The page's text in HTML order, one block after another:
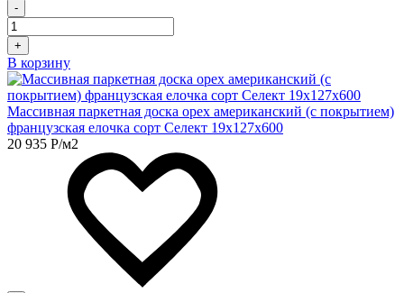
-
+
В корзину
Массивная паркетная доска орех американский (с покрытием)
французская елочка сорт Селект 19х127х600
20 935 Р/м2